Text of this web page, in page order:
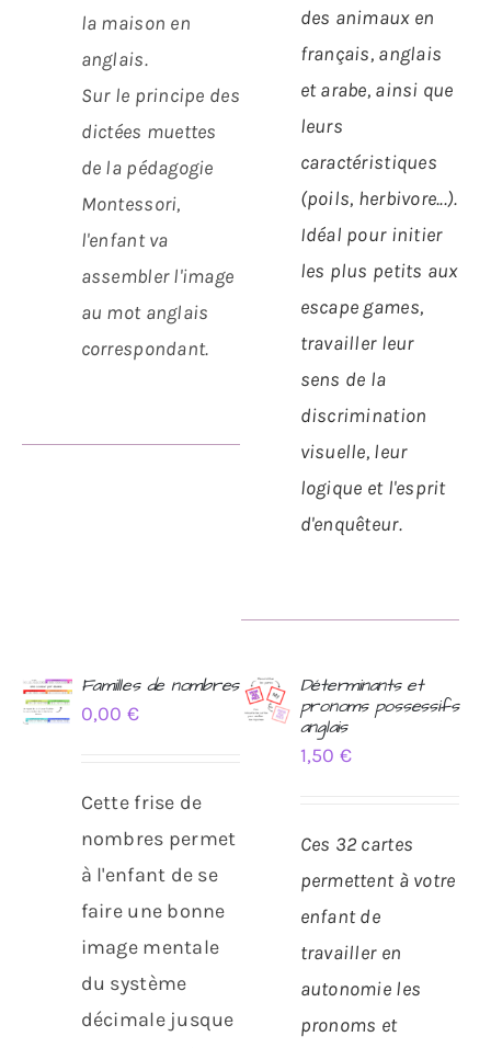
la maison en
anglais.
Sur le principe des
dictées muettes
de la pédagogie
Montessori,
l'enfant va
assembler l'image
au mot anglais
correspondant.
des animaux en
français, anglais
et arabe, ainsi que
leurs
caractéristiques
(poils, herbivore...).
Idéal pour initier
les plus petits aux
escape games,
travailler leur
sens de la
discrimination
visuelle, leur
logique et l'esprit
d'enquêteur.
AJOUTER
DÉTAILS
Familles de nombres
0,00€
Cette frise de
nombres permet
à l'enfant de se
faire une bonne
image mentale
du système
décimale jusque
AJOUTER
Déterminants et
pronoms possessifs
anglais
1,50 €
Ces 32 cartes
permettent à votre
enfant de
travailler en
autonomie les
pronoms et